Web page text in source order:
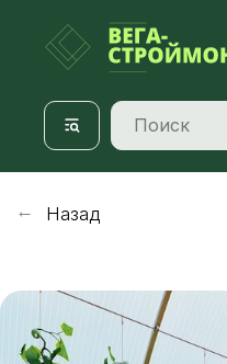
Назад